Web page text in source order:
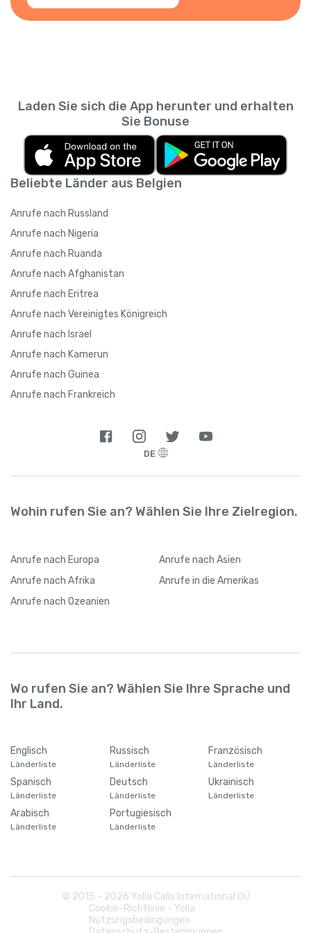
Beliebte Länder aus Belgien
Anrufe nach Russland
Anrufe nach Nigeria
Anrufe nach Ruanda
Anrufe nach Afghanistan
Anrufe nach Eritrea
Anrufe nach Vereinigtes Königreich
Anrufe nach Israel
Anrufe nach Kamerun
Anrufe nach Guinea
Anrufe nach Frankreich
Laden Sie sich die App herunter und erhalten
Sie Bonuse
DE
Wohin rufen Sie an? Wählen Sie Ihre Zielregion.
Anrufe nach Europa Anrufe nach Asien
Anrufe nach Afrika Anrufe in die Amerikas
Anrufe nach Ozeanien
Wo rufen Sie an? Wählen Sie Ihre Sprache und
Ihr Land.
Englisch
Länderliste
Russisch
Länderliste
Französisch
Länderliste
Spanisch
Länderliste
Deutsch
Länderliste
Ukrainisch
Länderliste
Arabisch
Länderliste
Portugiesisch
Länderliste
© 2015 - 2026 Yolla Calls International OÜ
Cookie-Richtlinie - Yolla
Nutzungsbedingungen